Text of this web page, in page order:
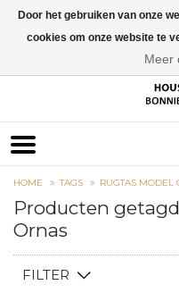
HOME TAGS RUGTAS MODEL
Producten
Ornas
FILTER
Door het gebruiken van onze
cookies om onze website te
Meer